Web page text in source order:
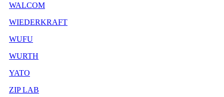
WALCOM
WIEDERKRAFT
WUFU
WURTH
YATO
ZIP LAB